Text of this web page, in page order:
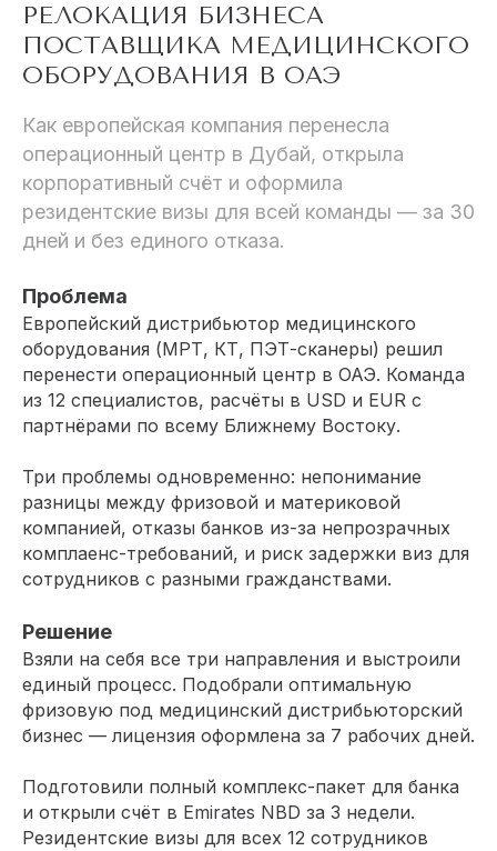
РЕЛОКАЦИЯ БИЗНЕСА
ПОСТАВЩИКА МЕДИЦИНСКОГО
ОБОРУДОВАНИЯ В ОАЭ
Как европейская компания перенесла
операционный центр в Дубай, открыла
корпоративный счёт и оформила
резидентские визы для всей команды — за 30
дней и без единого отказа.
Проблема
Европейский дистрибьютор медицинского
оборудования (МРТ, КТ, ПЭТ-сканеры) решил
перенести операционный центр в ОАЭ. Команда
из 12 специалистов, расчёты в USD и EUR с
партнёрами по всему Ближнему Востоку.
Три проблемы одновременно: непонимание
разницы между фризовой и материковой
компанией, отказы банков из-за непрозрачных
комплаенс-требований, и риск задержки виз для
сотрудников с разными гражданствами.
Решение
Взяли на себя все три направления и выстроили
единый процесс. Подобрали оптимальную
фризовую под медицинский дистрибьюторский
бизнес — лицензия оформлена за 7 рабочих дней.
Подготовили полный комплекс-пакет для банка
и открыли счёт в Emirates NBD за 3 недели.
Резидентские визы для всех 12 сотрудников